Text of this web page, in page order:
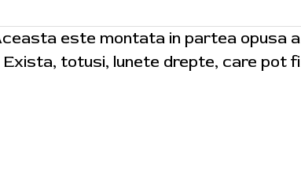
este montata in partea opusa a
totusi, lunete drepte, care pot fi